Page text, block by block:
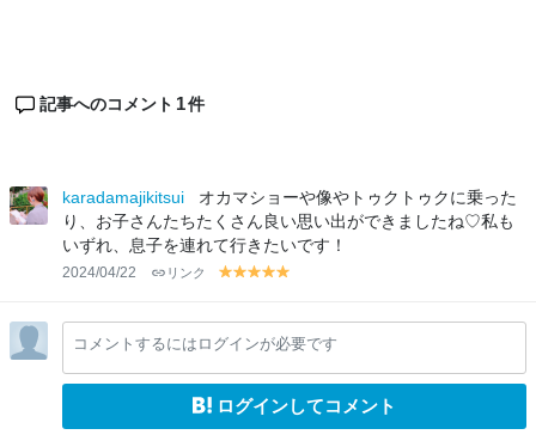
記事へのコメント 1件
karadamajikitsui
オカマショーや像やトゥクトゥクに乗った
り、お子さんたちたくさん良い思い出ができましたね♡私も
いずれ、息子を連れて行きたいです！
2024/04/22 リンク
y
lo
w
y
lo
w
y
lo
w
y
lo
w
lo
w
コメントするにはログインが必要です
ログインしてコメント